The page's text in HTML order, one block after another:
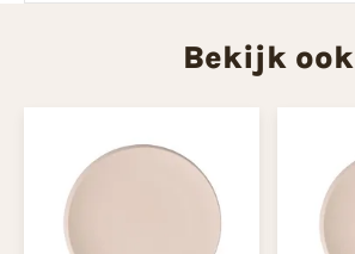
Bekijk ook